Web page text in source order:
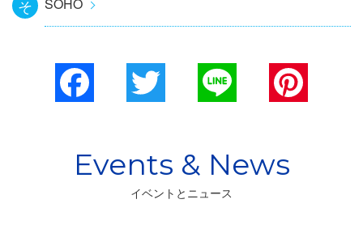
そ
Facebook
イベントとニュース